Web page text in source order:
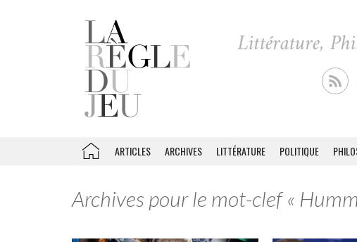
ARTICLES ARCHIVES LITTÉRATURE POLITIQUE
Archives pour le mot-clef «